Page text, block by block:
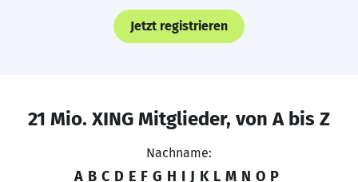
Jetzt registrieren
21 Mio. XING Mitglieder, von A bis Z
Nachname:
A B C D E F G H I J K L M N O P